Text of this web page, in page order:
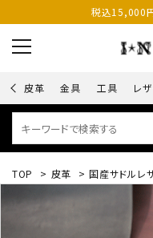
税込15,000
皮革 金具 工具 レ
TOP > 皮革 > 国産サドルレ